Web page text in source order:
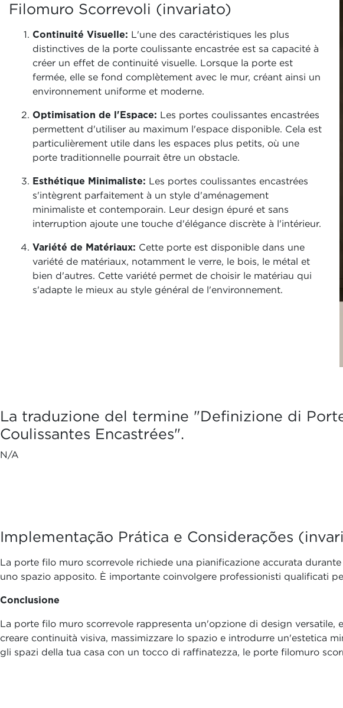
Filomuro Scorrevoli (invariato)
Continuité Visuelle: L'une des caractéristiques les plus
distinctives de la porte coulissante encastrée est sa capacité à
créer un effet de continuité visuelle. Lorsque la porte est
fermée, elle se fond complètement avec le mur, créant ainsi un
environnement uniforme et moderne.
Optimisation de l'Espace: Les portes coulissantes encastrées
permettent d'utiliser au maximum l'espace disponible. Cela est
particulièrement utile dans les espaces plus petits, où une
porte traditionnelle pourrait être un obstacle.
Esthétique Minimaliste: Les portes coulissantes encastrées
s'intègrent parfaitement à un style d'aménagement
minimaliste et contemporain. Leur design épuré et sans
interruption ajoute une touche d'élégance discrète à l'intérieur.
Variété de Matériaux: Cette porte est disponible dans une
variété de matériaux, notamment le verre, le bois, le métal et
bien d'autres. Cette variété permet de choisir le matériau qui
s'adapte le mieux au style général de l'environnement.
La traduzione del termine "Definizione di
Coulissantes Encastrées".
N/A
Implementação Prática e Considerações
La porte filo muro scorrevole richiede una pianificazione accurata
uno spazio apposito. È importante coinvolgere professionisti qualificati
Conclusione
La porte filo muro scorrevole rappresenta un'opzione di design
creare continuità visiva, massimizzare lo spazio e introdurre un'estetica
gli spazi della tua casa con un tocco di raffinatezza, le porte filomuro